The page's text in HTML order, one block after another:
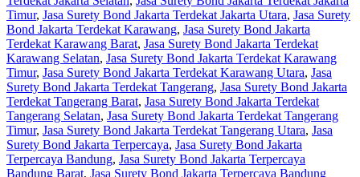
Timur, Jasa Surety Bond Jakarta Terdekat Jakarta Utara, Jasa Surety
Bond Jakarta Terdekat Karawang, Jasa Surety Bond Jakarta
Terdekat Karawang Barat, Jasa Surety Bond Jakarta Terdekat
Karawang Selatan, Jasa Surety Bond Jakarta Terdekat Karawang
Timur, Jasa Surety Bond Jakarta Terdekat Karawang Utara, Jasa
Surety Bond Jakarta Terdekat Tangerang, Jasa Surety Bond Jakarta
Terdekat Tangerang Barat, Jasa Surety Bond Jakarta Terdekat
Tangerang Selatan, Jasa Surety Bond Jakarta Terdekat Tangerang
Timur, Jasa Surety Bond Jakarta Terdekat Tangerang Utara, Jasa
Surety Bond Jakarta Terpercaya, Jasa Surety Bond Jakarta
Terpercaya Bandung, Jasa Surety Bond Jakarta Terpercaya
Bandung Barat, Jasa Surety Bond Jakarta Terpercaya Bandung